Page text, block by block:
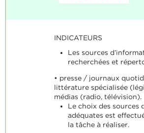
INDICATEURS
Les sources
recherchées et
• presse / journaux
littérature spécialisée
médias (radio, télévision).
Le choix des sources
adéquates est
la tâche à réaliser.